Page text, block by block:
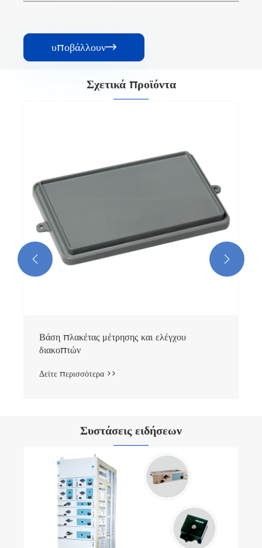
υποβάλλουν
Σχετικά προϊόντα
 
Συστάσεις ειδήσεων
Λεπτομερής εισαγωγή στον διακόπτη
κυκλώματος SF6 της τεχνολογίας Richge
Δείτε περισσότερα >>